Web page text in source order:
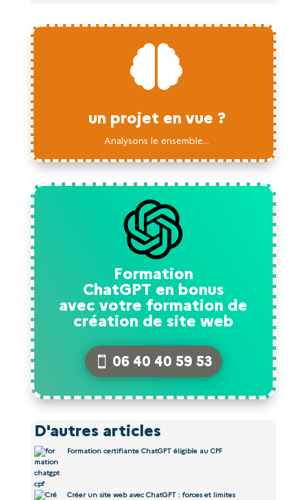

un projet en vue ?
Analysons le ensemble...
Formation
ChatGPT en bonus
avec votre formation de
création de site web
06 40 40 59 53
D'autres articles
Formation certifiante ChatGPT éligible au CPF
Créer un site web avec ChatGPT : forces et limites